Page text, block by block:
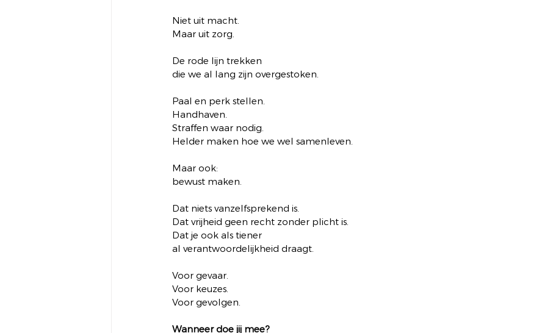
Niet uit macht.
Maar uit zorg.
De rode lijn trekken
die we al lang zijn overgestoken.
Paal en perk stellen.
Handhaven.
Straffen waar nodig.
Helder maken hoe we wel samenleven.
Maar ook:
bewust maken.
Dat niets vanzelfsprekend is.
Dat vrijheid geen recht zonder plicht is.
Dat je ook als tiener
al verantwoordelijkheid draagt.
Voor gevaar.
Voor keuzes.
Voor gevolgen.
Wanneer doe jij mee?